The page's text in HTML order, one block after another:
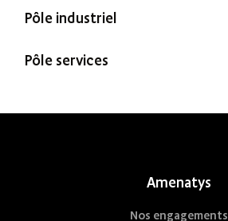
Extenbois
Mureno
Amenatys
Office Santé – Marque partenaire
Pôle industriel
Murébois
Pôle services
Amenatys
Nos engagements